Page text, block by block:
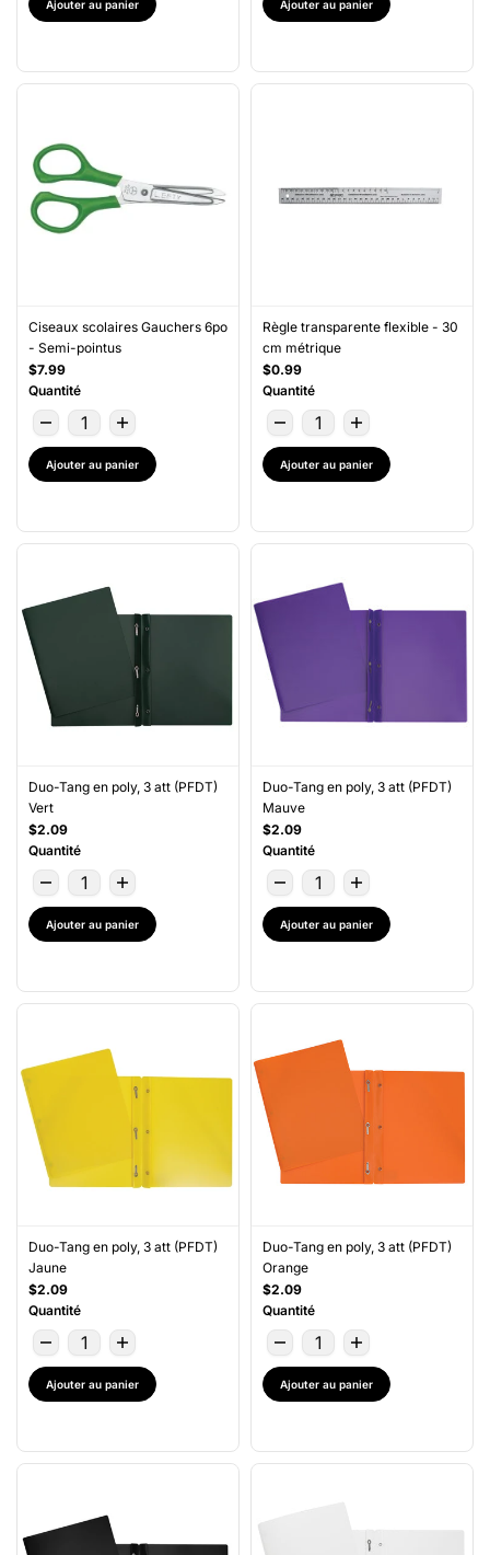
Ajouter au panier Ajouter au panier
Ciseaux scolaires Gauchers 6po
- Semi-pointus
$7.99
Quantité
Ajouter au panier
Règle transparente flexible - 30
cm métrique
$0.99
Quantité
Ajouter au panier
Duo-Tang en poly, 3 att (PFDT)
Vert
$2.09
Quantité
Ajouter au panier
Duo-Tang en poly, 3 att (PFDT)
Mauve
$2.09
Quantité
Ajouter au panier
Duo-Tang en poly, 3 att (PFDT)
Jaune
$2.09
Quantité
Ajouter au panier
Duo-Tang en poly, 3 att (PFDT)
Orange
$2.09
Quantité
Ajouter au panier